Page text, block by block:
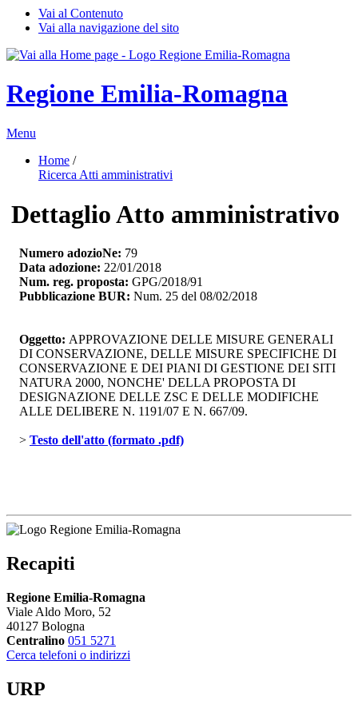
Vai al Contenuto
Vai alla navigazione del sito
Regione Emilia-Romagna
Menu
Home /
Ricerca Atti amministrativi
Dettaglio Atto amministrativo
Numero adozioNe: 79
Data adozione: 22/01/2018
Num. reg. proposta: GPG/2018/91
Pubblicazione BUR: Num. 25 del 08/02/2018
Oggetto: APPROVAZIONE DELLE MISURE GENERALI
DI CONSERVAZIONE, DELLE MISURE SPECIFICHE DI
CONSERVAZIONE E DEI PIANI DI GESTIONE DEI SITI
NATURA 2000, NONCHE' DELLA PROPOSTA DI
DESIGNAZIONE DELLE ZSC E DELLE MODIFICHE
ALLE DELIBERE N. 1191/07 E N. 667/09.
> Testo dell'atto (formato .pdf)
Recapiti
Regione Emilia-Romagna
Viale Aldo Moro, 52
40127 Bologna
Centralino 051 5271
Cerca telefoni o indirizzi
URP